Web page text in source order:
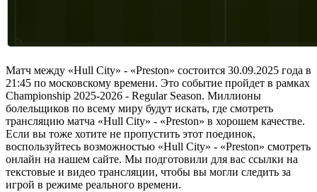
Матч между «Hull City» - «Preston» состоится 30.09.2025 года в
21:45 по московскому времени. Это событие пройдет в рамках
Championship 2025-2026 - Regular Season. Миллионы
болельщиков по всему миру будут искать, где смотреть
трансляцию матча «Hull City» - «Preston» в хорошем качестве.
Если вы тоже хотите не пропустить этот поединок,
воспользуйтесь возможностью «Hull City» - «Preston» смотреть
онлайн на нашем сайте. Мы подготовили для вас ссылки на
текстовые и видео трансляции, чтобы вы могли следить за
игрой в режиме реального времени.